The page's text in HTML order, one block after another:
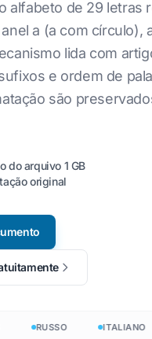
alfabeto de 29 letras
a (a com círculo),
lida com
e ordem de
são
do arquivo 1 GB
original
RUSSO ITALIANO